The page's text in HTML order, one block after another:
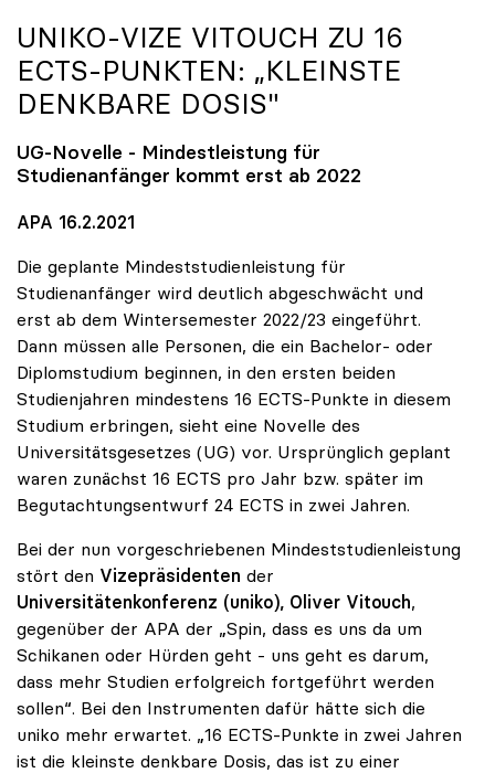
UNIKO-VIZE VITOUCH ZU 16
ECTS-PUNKTEN: „KLEINSTE
DENKBARE DOSIS"
UG-Novelle - Mindestleistung für
Studienanfänger kommt erst ab 2022
APA 16.2.2021
Die geplante Mindeststudienleistung für
Studienanfänger wird deutlich abgeschwächt und
erst ab dem Wintersemester 2022/23 eingeführt.
Dann müssen alle Personen, die ein Bachelor- oder
Diplomstudium beginnen, in den ersten beiden
Studienjahren mindestens 16 ECTS-Punkte in diesem
Studium erbringen, sieht eine Novelle des
Universitätsgesetzes (UG) vor. Ursprünglich geplant
waren zunächst 16 ECTS pro Jahr bzw. später im
Begutachtungsentwurf 24 ECTS in zwei Jahren.
Bei der nun vorgeschriebenen Mindeststudienleistung
stört den Vizepräsidenten der
Universitätenkonferenz (uniko), Oliver Vitouch,
gegenüber der APA der „Spin, dass es uns da um
Schikanen oder Hürden geht - uns geht es darum,
dass mehr Studien erfolgreich fortgeführt werden
sollen“. Bei den Instrumenten dafür hätte sich die
uniko mehr erwartet. „16 ECTS-Punkte in zwei Jahren
ist die kleinste denkbare Dosis, das ist zu einer